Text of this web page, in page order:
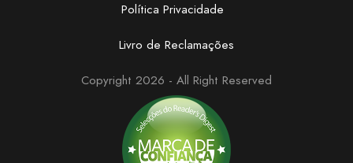
Política Privacidade
Livro de Reclamações
Copyright 2026 - All Right Reserved